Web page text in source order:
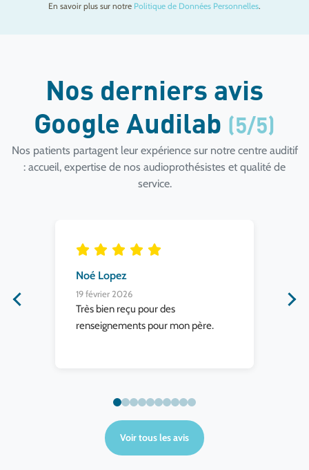
En savoir plus sur notre Politique de Données Personnelles.
Nos derniers avis
Google Audilab (5/5)
Nos patients partagent leur expérience sur notre centre auditif
: accueil, expertise de nos audioprothésistes et qualité de
service.
Noé Lopez
19 février 2026
Très bien reçu pour des
renseignements pour mon père.
Voir tous les avis